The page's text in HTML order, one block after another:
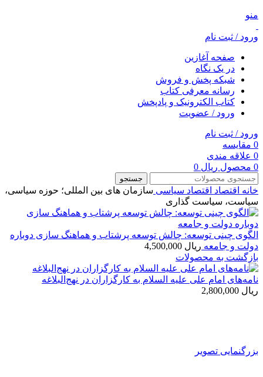
منو
ورود / ثبت نام
صفحه آغازین
در یک نگاه
شبکه پخش و فروش
رسانه معرفی کتاب
کتاب الکترونیک و پادپخش
ورود / عضویت
ورود / ثبت نام
0 مقایسه
0 علاقه مندی
0 محصول ریال
جستجو
خانه اقتصاد اقتصاد سیاسی سازمان های بین المللی؛ حوزه سیاسی،
سیاست، سیاست گذاری
الگوی چینی توسعه: چالش توسعه پرشتاب و هماهنگ سازی دوباره
دولت و جامعه ریال
بازگشت به محصولات
نامه‌های امام علی علیه السلام به کارگزاران در نهج‌البلاغه
ریال
بزرگنمایی تصویر